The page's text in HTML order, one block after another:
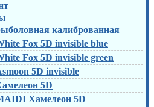
калиброванная
Fox 5D invisible blue
Fox 5D invisible green
5D invisible
5D
Хамелеон 5D